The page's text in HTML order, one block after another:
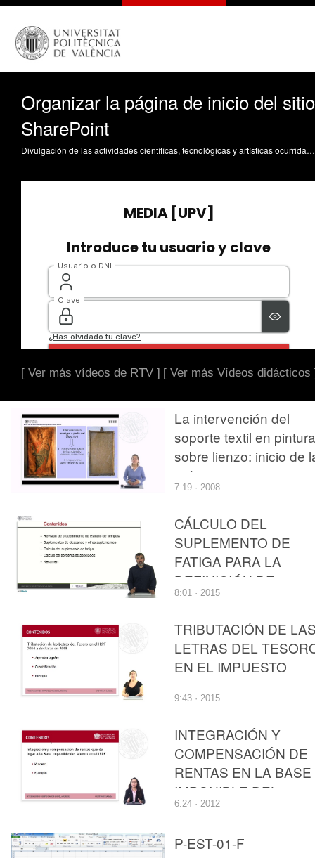
Organizar la página de inicio del sitio
SharePoint
Divulgación de las actividades científicas, tecnológicas y artísticas ocurridas en los tres campus de la UPV
[ Ver más vídeos de RTV ] [ Ver más Vídeos didácticos
La intervención del
soporte textil en pintura
sobre lienzo: inicio de
práctica
7:19 · 2008
CÁLCULO DEL
SUPLEMENTO DE
FATIGA PARA LA
DEFINICIÓN DE
ESTÁNDARES DE
8:01 · 2015
TRIBUTACIÓN DE
LETRAS DEL
EN EL IMPUESTO
SOBRE LA RENTA DE
LAS PERSONAS
9:43 · 2015
INTEGRACIÓN Y
COMPENSACIÓN DE
RENTAS EN LA BASE
IMPONIBLE DEL
AHORRO DEL
RENTA DE LAS
6:24 · 2012
P-EST-01-F